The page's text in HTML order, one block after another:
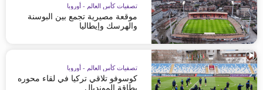
تصفيات كأس العالم - أوروبا
موقعة مصيرية تجمع بين البوسنة
والهرسك وإيطاليا
تصفيات كأس العالم - أوروبا
كوسوفو تلاقي تركيا في لقاء محوره
بطاقة المونديال